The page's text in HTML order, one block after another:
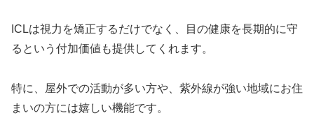
ICLは視力を矯正するだけでなく、目の健康を長期的に守
るという付加価値も提供してくれます。
特に、屋外での活動が多い方や、紫外線が強い地域にお住
まいの方には嬉しい機能です。